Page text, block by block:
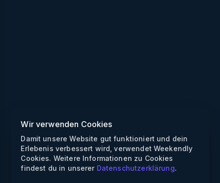
Wir verwenden Cookies
Damit unsere Website gut funktioniert und dein
Erlebenis verbessert wird, verwendet Weekendly
Cookies. Weitere Informationen zu Cookies
findest du in unserer Datenschutzerklärung.